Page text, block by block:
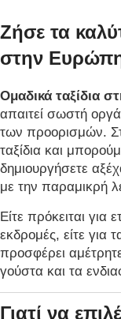
Ζήσε τα
στην Ευρώπη
Ομαδικά ταξίδια
απαιτεί σωστή
των προορισμών.
ταξίδια και
δημιουργήσετε
με την παραμικρή
Είτε πρόκειται για
εκδρομές, είτε για
προσφέρει
γούστα και τα
Γιατί να